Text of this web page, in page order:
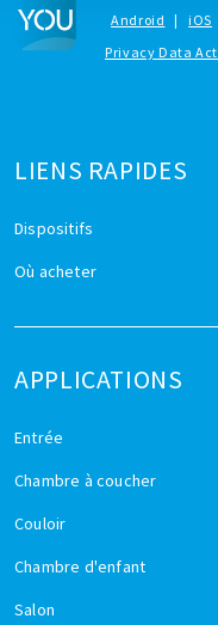
LIENS RAPIDES
Dispositifs
Où acheter
APPLICATIONS
Entrée
Chambre à coucher
Couloir
Chambre d'enfant
Salon
Android |
iOS
Privacy Data Act